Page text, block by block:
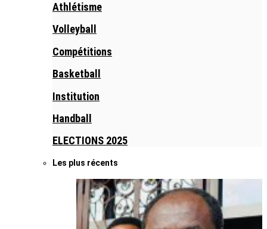
Athlétisme
Volleyball
Compétitions
Basketball
Institution
Handball
ELECTIONS 2025
Les plus récents